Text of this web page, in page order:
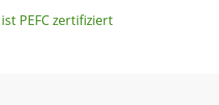
PEFC zertifiziert